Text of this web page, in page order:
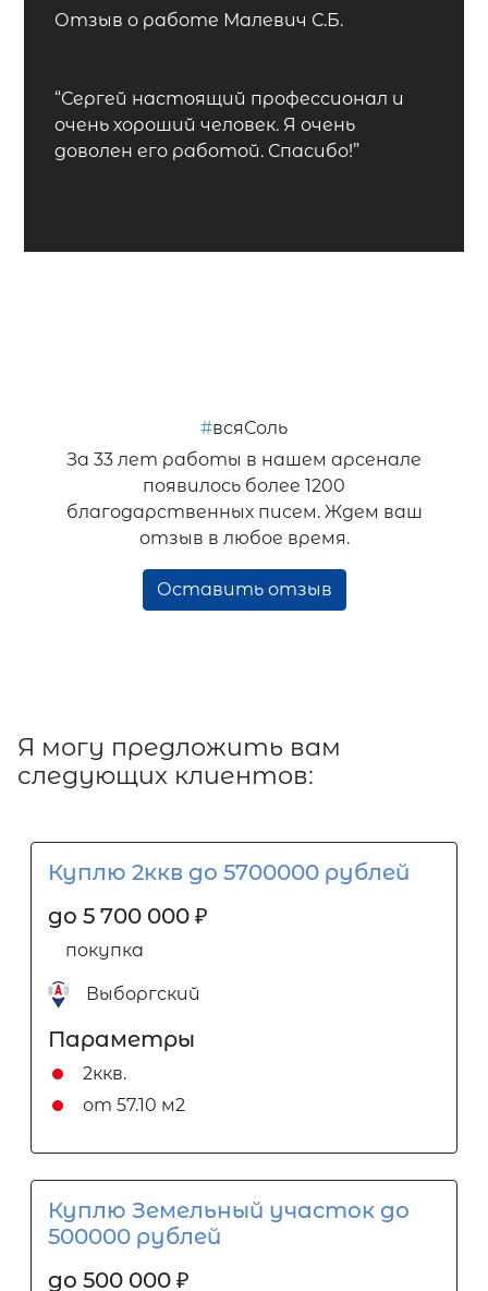
Отзыв о работе Малевич С.Б.
“Сергей настоящий профессионал и
очень хороший человек. Я очень
доволен его работой. Спасибо!”
#всяСоль
За 33 лет работы в нашем арсенале
появилось более 1200
благодарственных писем. Ждем ваш
отзыв в любое время.
Оставить отзыв
Я могу предложить вам
следующих клиентов:
Куплю 2ккв до 5700000 рублей
до 5 700 000 ₽
покупка
Выборгский
Параметры
2ккв.
от 57.10 м2
Куплю Земельный участок до
500000 рублей
до 500 000 ₽